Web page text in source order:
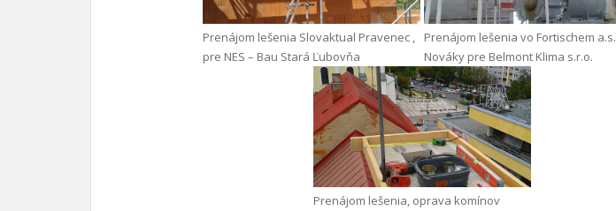
Prenájom lešenia Slovaktual Pravenec ,
pre NES – Bau Stará Ľubovňa
Prenájom lešenia vo Fortischem a.s.
Nováky pre Belmont Klima s.r.o.
Prenájom lešenia, oprava komínov